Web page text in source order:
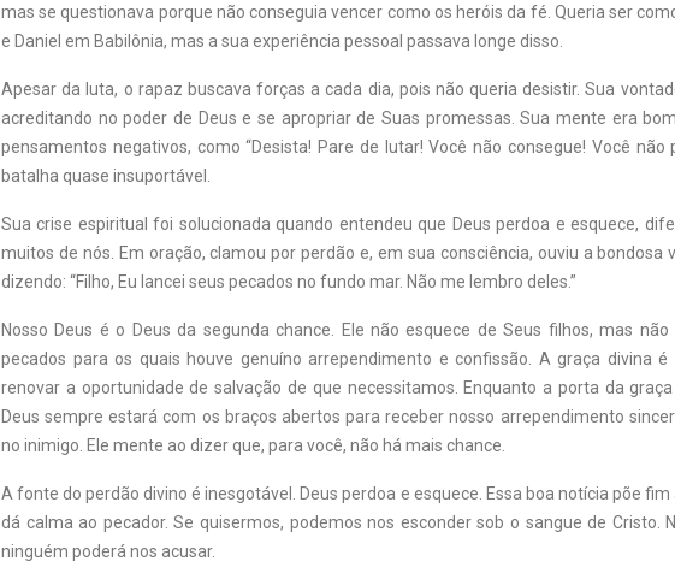
mas se questionava porque não conseguia vencer como os heróis da fé. Queria ser
e Daniel em Babilônia, mas a sua experiência pessoal passava longe disso.
Apesar da luta, o rapaz buscava forças a cada dia, pois não queria desistir. Sua
acreditando no poder de Deus e se apropriar de Suas promessas. Sua mente era
pensamentos negativos, como “Desista! Pare de lutar! Você não consegue! Você não
batalha quase insuportável.
Sua crise espiritual foi solucionada quando entendeu que Deus perdoa e esquece,
muitos de nós. Em oração, clamou por perdão e, em sua consciência, ouviu a bondosa
dizendo: “Filho, Eu lancei seus pecados no fundo mar. Não me lembro deles.”
Nosso Deus é o Deus da segunda chance. Ele não esquece de Seus filhos, mas
pecados para os quais houve genuíno arrependimento e confissão. A graça divina é
renovar a oportunidade de salvação de que necessitamos. Enquanto a porta da
Deus sempre estará com os braços abertos para receber nosso arrependimento
no inimigo. Ele mente ao dizer que, para você, não há mais chance.
A fonte do perdão divino é inesgotável. Deus perdoa e esquece. Essa boa notícia põe fim
dá calma ao pecador. Se quisermos, podemos nos esconder sob o sangue de Cristo.
ninguém poderá nos acusar.